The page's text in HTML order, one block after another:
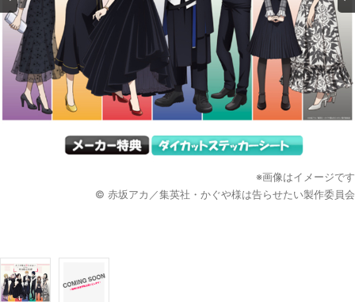
※画像はイメージです
© 赤坂アカ／集英社・かぐや様は告らせたい製作委員会